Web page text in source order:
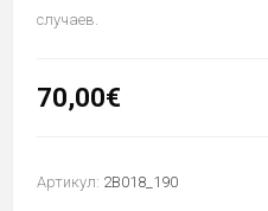
случаев.
70,00€
Артикул: 2B018_190